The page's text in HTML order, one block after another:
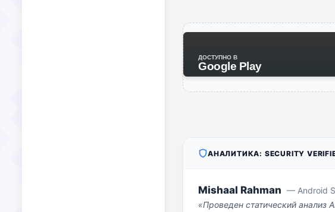
ДОСТУПНО В
Google Play
АНАЛИТИКА: SECURITY
Mishaal Rahman — Android
«Проведен статический анализ